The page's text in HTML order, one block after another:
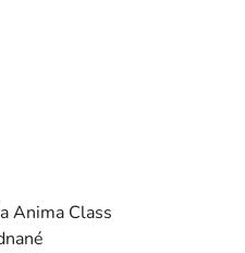
Anima Class